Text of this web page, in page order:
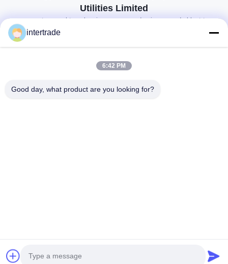
Utilities Limited
op maat gemaakte oplossingen om aan de eisen van de klant te
86-28-37561966-8:00
Copyright © 2022-2026 Hongya Power Generating Equipment To Utilities
Limited. Alle rechten voorbehouden.
intertrade
6:42 PM
Good day, what product are you looking for?